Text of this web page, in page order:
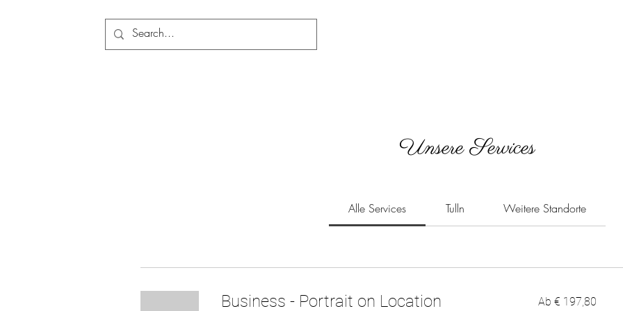
Unsere Services
Alle Services Tulln Weitere Standorte
Business - Portrait on Location
197,80
Ab € 197,80